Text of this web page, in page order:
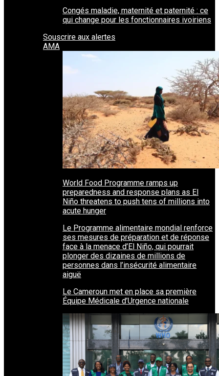
Congés maladie, maternité et paternité : ce
qui change pour les fonctionnaires ivoiriens
Souscrire aux alertes
AMA
World Food Programme ramps up
preparedness and response plans as El
Niño threatens to push tens of millions into
acute hunger
Le Programme alimentaire mondial renforce
ses mesures de préparation et de réponse
face à la menace d’El Niño, qui pourrait
plonger des dizaines de millions de
personnes dans l’insécurité alimentaire
aiguë
Le Cameroun met en place sa première
Équipe Médicale d’Urgence nationale